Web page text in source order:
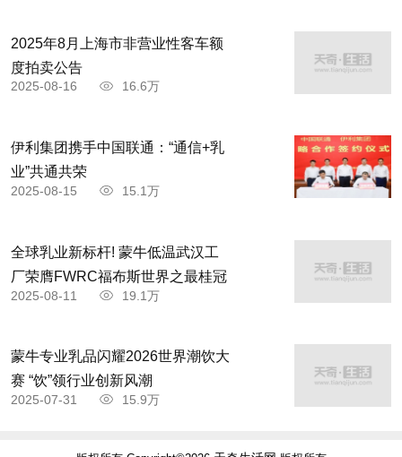
2025年8月上海市非营业性客车额
度拍卖公告
2025-08-16 16.6万
伊利集团携手中国联通：“通信+乳
业”共通共荣
2025-08-15 15.1万
全球乳业新标杆! 蒙牛低温武汉工
厂荣膺FWRC福布斯世界之最桂冠
2025-08-11 19.1万
蒙牛专业乳品闪耀2026世界潮饮大
赛 “饮”领行业创新风潮
2025-07-31 15.9万